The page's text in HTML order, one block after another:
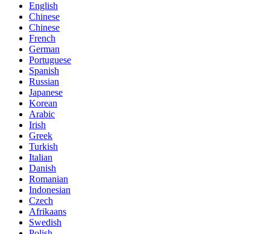
English
Chinese
Chinese
French
German
Portuguese
Spanish
Russian
Japanese
Korean
Arabic
Irish
Greek
Turkish
Italian
Danish
Romanian
Indonesian
Czech
Afrikaans
Swedish